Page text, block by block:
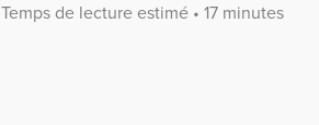
Temps de lecture estimé • 17 minutes